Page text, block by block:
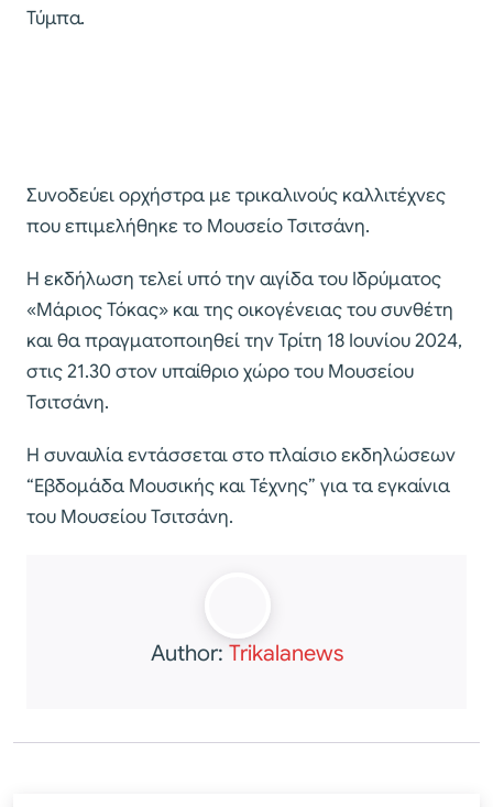
Τύμπα.
Συνοδεύει ορχήστρα με τρικαλινούς καλλιτέχνες
που επιμελήθηκε το Μουσείο Τσιτσάνη.
Η εκδήλωση τελεί υπό την αιγίδα του Ιδρύματος
«Μάριος Τόκας» και της οικογένειας του συνθέτη
και θα πραγματοποιηθεί την Τρίτη 18 Ιουνίου 2024,
στις 21.30 στον υπαίθριο χώρο του Μουσείου
Τσιτσάνη.
Η συναυλία εντάσσεται στο πλαίσιο εκδηλώσεων
“Εβδομάδα Μουσικής και Τέχνης” για τα εγκαίνια
του Μουσείου Τσιτσάνη.
Author: Trikalanews